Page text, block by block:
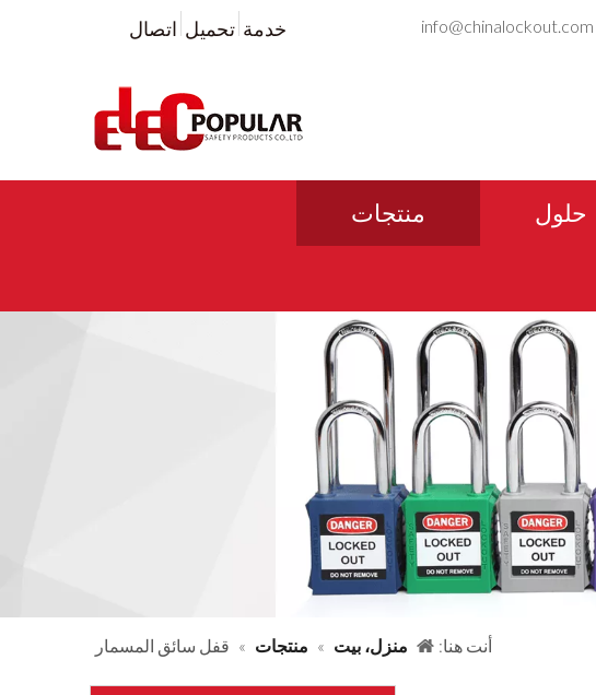
خدمة تحميل اتصال info@chinalockout.com
حلول منتجات
أنت هنا: منزل، بيت » منتجات » قفل سائق المسمار